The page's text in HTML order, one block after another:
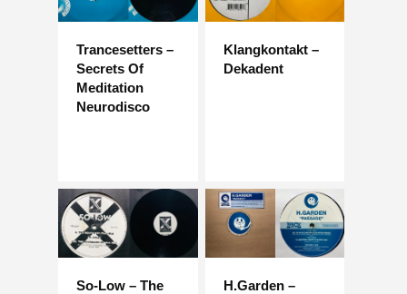
Trancesetters –
Secrets Of
Meditation
Neurodisco
Klangkontakt –
Dekadent
So-Low – The
H.Garden –